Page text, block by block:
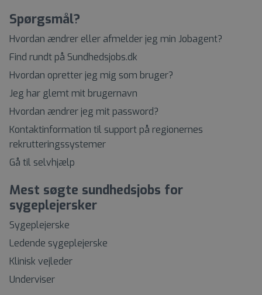
Spørgsmål?
Hvordan ændrer eller afmelder jeg min Jobagent?
Find rundt på Sundhedsjobs.dk
Hvordan opretter jeg mig som bruger?
Jeg har glemt mit brugernavn
Hvordan ændrer jeg mit password?
Kontaktinformation til support på regionernes
rekrutteringssystemer
Gå til selvhjælp
Mest søgte sundhedsjobs for
sygeplejersker
Sygeplejerske
Ledende sygeplejerske
Klinisk vejleder
Underviser